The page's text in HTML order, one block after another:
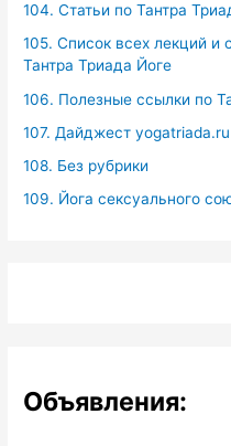
104. Статьи по Тантра
105. Список всех лекций и
Тантра Триада Йоге
106. Полезные ссылки по
107. Дайджест
108. Без рубрики
109. Йога сексуального
Объявления: